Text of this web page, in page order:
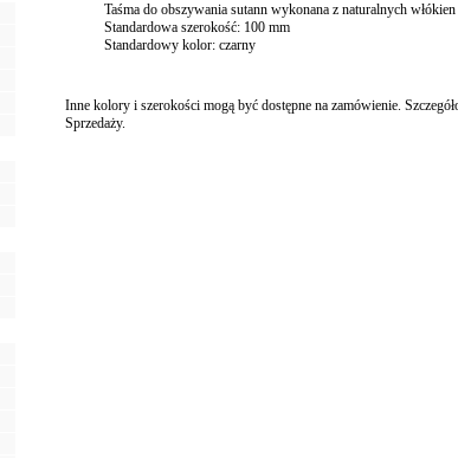
Taśma do obszywania sutann wykonana z naturalnych włókien
Standardowa szerokość: 100 mm
Standardowy kolor: czarny
Inne kolory i szerokości mogą być dostępne na zamówienie.
Sprzedaży.